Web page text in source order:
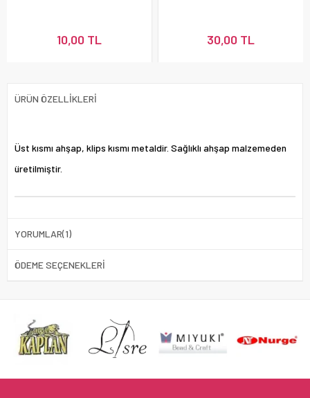
10,00 TL 30,00 TL
ÜRÜN ÖZELLIKLERI
Üst kısmı ahşap, klips kısmı metaldir. Sağlıklı ahşap malzemeden
üretilmiştir.
YORUMLAR(1)
ÖDEME SEÇENEKLERI